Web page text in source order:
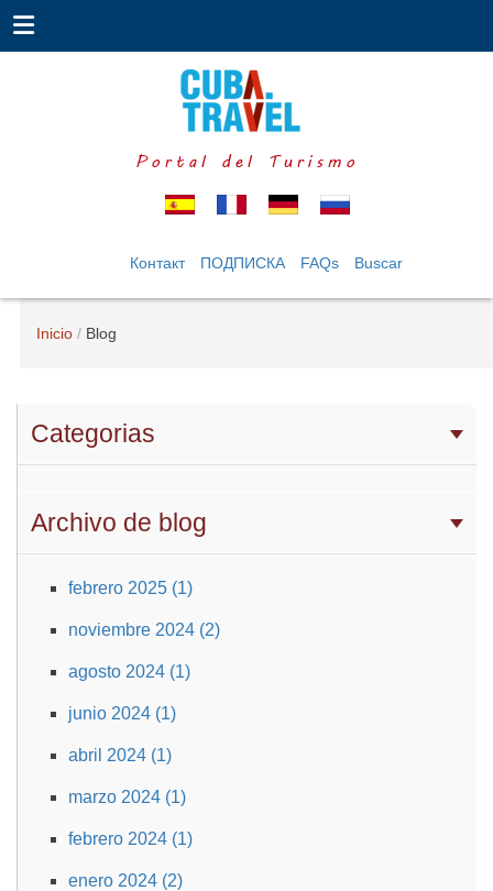
Portal del Turismo
Контакт ПОДПИСКА FAQs Buscar
Inicio Blog
Categorias
Archivo de blog
febrero 2025 (1)
noviembre 2024 (2)
agosto 2024 (1)
junio 2024 (1)
abril 2024 (1)
marzo 2024 (1)
febrero 2024 (1)
enero 2024 (2)